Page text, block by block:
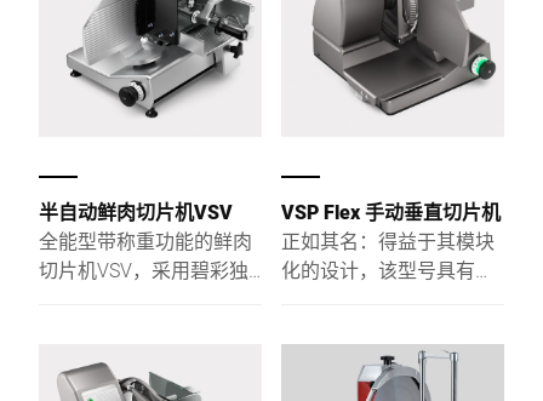
产品的加工也非常轻松并
且符合人体工学。可以再
大一点吗？对于大肉块，
请直接选择直径为 350
的带骨火腿。即使是巨大
的火腿块，对这个型号也
毫无问题：这对于直径为
350 mm 或 370 mm 的大
半自动鲜肉切片机VSV
全能型带称重功能的鲜肉
切片机VSV，采用碧彩独
国制造工艺，性能稳健可
靠。非常适合零售生鲜柜
VSP Flex 手动垂直切片机
正如其名：得益于其模块
化的设计，该型号具有最
台上一步完成切割、称重
和结算。为您的团队既节